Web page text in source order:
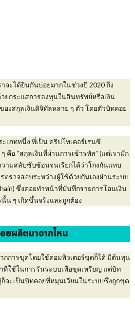
จะได้ยินกันบ่อยมากในช่วงปี 2020 ถึง
วยกระแสการลงทุนในสินทรัพย์หรือเงิน
งสกุลเงินดิจิทัลหลาย ๆ ตัว โดยตัวบิทคอย
เภทหนึ่ง ที่เป็น คริปโทเคอร์เรนซี
คือ “สกุลเงินที่ผ่านการเข้ารหัส” (แต่เรามัก
วามสลับซับซ้อนจนเรียกได้ว่าโกงกันแทบ
ตรวจสอบระหว่างผู้ใช้ด้วยกันเองผ่านระบบ
ซึ่งคอยทำหน้าที่บันทึกรายการโอนเงิน
น ๆ เกิดขึ้นจริงและถูกต้อง
ยผลิตมาจากไหน
กการขุดโดยใช้คอมพิวเตอร์ขุดก็ได้ มีต้นทุน
ใช้ในการรันระบบเพื่อขุดเหรียญ แต่บิท
จะเป็นบิทคอยที่หมุนเวียนในระบบซึ่งถูกขุด